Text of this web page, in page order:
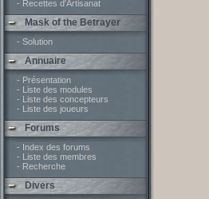
- Recettes d'Artisanat
Mask of the Betrayer
- Solution
Annuaire
- Présentation
- Liste des modules
- Liste des concepteurs
- Liste des joueurs
Forums
- Index des forums
- Liste des membres
- Recherche
Divers